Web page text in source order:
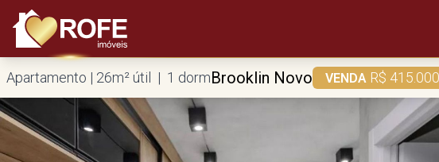
Apartamento | 26m² útil | 1 dormBrooklin Novo VENDA R$ 415.000